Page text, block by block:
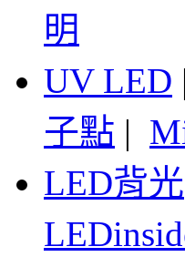
明
UV LED
子點 |
LED背光